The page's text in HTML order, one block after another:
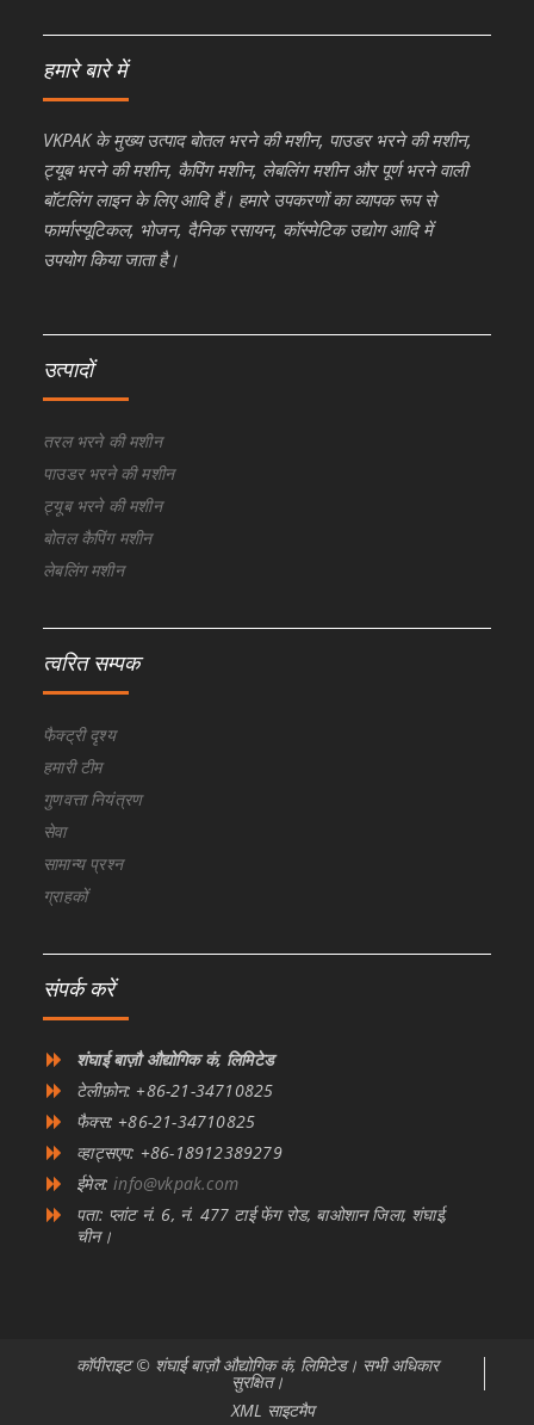
हमारे बारे में
VKPAK के मुख्य उत्पाद बोतल भरने की मशीन, पाउडर भरने की मशीन,
ट्यूब भरने की मशीन, कैपिंग मशीन, लेबलिंग मशीन और पूर्ण भरने वाली
बॉटलिंग लाइन के लिए आदि हैं। हमारे उपकरणों का व्यापक रूप से
फार्मास्यूटिकल, भोजन, दैनिक रसायन, कॉस्मेटिक उद्योग आदि में
उपयोग किया जाता है।
उत्पादों
तरल भरने की मशीन
पाउडर भरने की मशीन
ट्यूब भरने की मशीन
बोतल कैपिंग मशीन
लेबलिंग मशीन
त्वरित सम्पक
फैक्ट्री दृश्य
हमारी टीम
गुणवत्ता नियंत्रण
सेवा
सामान्य प्रश्न
ग्राहकों
संपर्क करें
शंघाई बाज़ौ औद्योगिक कं, लिमिटेड
टेलीफ़ोन: +86-21-34710825
फैक्स: +86-21-34710825
व्हाट्सएप: +86-18912389279
ईमेल:info@vkpak.com
पता: प्लांट नं. 6, नं. 477 टाई फेंग रोड, बाओशान जिला, शंघाई,
चीन।
कॉपीराइट © शंघाई बाज़ौ औद्योगिक कं, लिमिटेड। सभी अधिकार
सुरक्षित।
XML साइटमैप